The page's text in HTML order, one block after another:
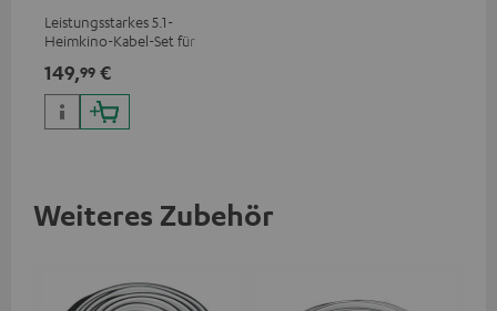
Leistungsstarkes 5.1-
Heimkino-Kabel-Set für
149,99 €
Weiteres Zubehör